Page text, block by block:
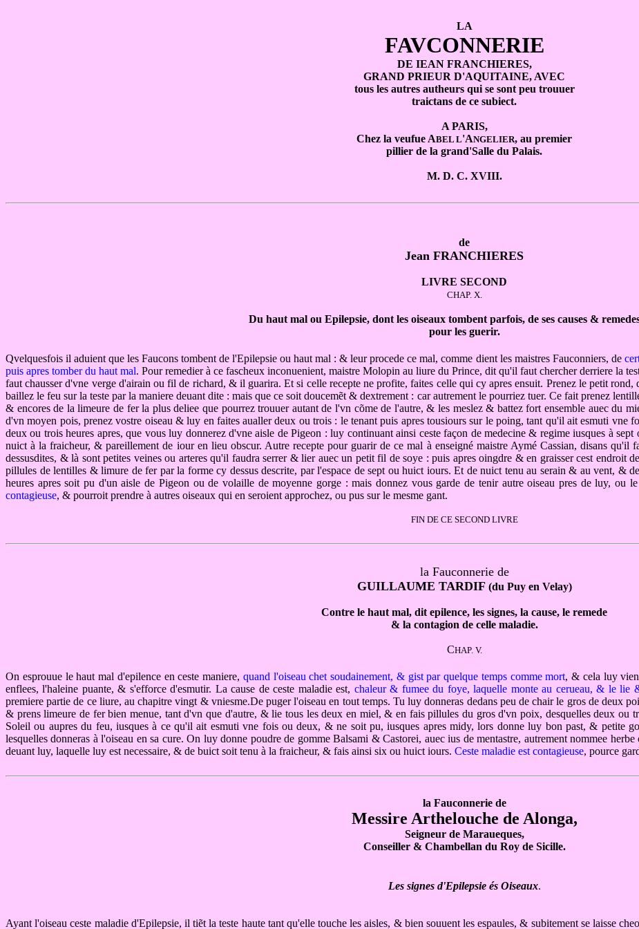
LA
FAVCONNERIE
DE IEAN FRANCHIERES,
GRAND PRIEUR D'AQUITAINE, AVEC
tous les autres autheurs qui se sont peu trouuer
traictans de ce subiect.
A PARIS,
Chez la veufue ABEL L'ANGELIER, au premier
pillier de la grand'Salle du Palais.
M. D. C. XVIII.
de
Jean FRANCHIERES
LIVRE SECOND
CHAP. X.
Du haut mal ou Epilepsie, dont les oiseaux tombent parfois, de ses causes &
pour les guerir.
Qvelquesfois il aduient que les Faucons tombent de l'Epilepsie ou haut mal : & leur procede ce mal, comme dient les maistres Fauconniers, de
puis apres tomber du haut mal. Pour remedier à ce fascheux inconuenient, maistre Molopin au liure du Prince, dit qu'il faut chercher derriere la
faut chausser d'vne verge d'airain ou fil de richard, & il guarira. Et si celle recepte ne profite, faites celle qui cy apres ensuit. Prenez le petit
baillez le feu sur la teste par la maniere deuant dite : mais que ce soit doucemẽt & dextrement : car autrement le pourriez tuer. Ce fait prenez
& encores de la limeure de fer la plus deliee que pourrez trouuer autant de l'vn cõme de l'autre, & les meslez & battez fort ensemble auec du
d'vn moyen pois, prenez vostre oiseau & luy en faites aualler deux ou trois : le tenant puis apres tousiours sur le poing, tant qu'il ait esmuti vne
deux ou trois heures apres, que vous luy donnerez d'vne aisle de Pigeon : luy continuant ainsi ceste façon de medecine & regime iusques à
nuict à la fraicheur, & pareillement de iour en lieu obscur. Autre recepte pour guarir de ce mal à enseigné maistre Aymé Cassian, disans qu'il
dessusdites, & là sont petites veines ou arteres qu'il faudra serrer & lier auec un petit fil de soye : puis apres oingdre & en graisser cest endroit
pillules de lentilles & limure de fer par la forme cy dessus descrite, par l'espace de sept ou huict iours. Et de nuict tenu au serain & au vent, &
heures apres soit pu d'un aisle de Pigeon ou de volaille de moyenne gorge : mais donnez vous garde de tenir autre oiseau pres de luy, ou
contagieuse, & pourroit prendre à autres oiseaux qui en seroient approchez, ou pus sur le mesme gant.
FIN DE CE SECOND LIVRE
la Fauconnerie de
GUILLAUME TARDIF(du Puy en Velay)
Contre le haut mal, dit epilence, les signes, la cause, le remede
& la contagion de celle maladie.
CHAP. V.
On esprouue le haut mal d'epilence en ceste maniere, quand l'oiseau chet soudainement, & gist par quelque temps comme mort, & cela luy
enflees, l'haleine puante, & s'efforce d'esmutir. La cause de ceste maladie est, chaleur & fumee du foye, laquelle monte au cerueau, & le lie
premiere partie de ce liure, au chapitre vingt & vniesme.De puger l'oiseau en tout temps. Tu luy donneras dedans peu de chair le gros de deux
& prens limeure de fer bien menue, tant d'vn que d'autre, & lie tous les deux en miel, & en fais pillules du gros d'vn poix, desquelles deux ou
Soleil ou aupres du feu, iusques à ce qu'il ait esmuti vne fois ou deux, & ne soit pu, iusques apres midy, lors donne luy bon past, & petite
lesquelles donneras à l'oiseau en sa cure. On luy donne poudre de gomme Balsami & Castorei, auec ius de mentastre, autrement nommee
deuant luy, laquelle luy est necessaire, & de buict soit tenu à la fraicheur, & fais ainsi six ou huict iours. Ceste maladie est contagieuse, pource
la Fauconnerie de
Messire Arthelouche de Alonga,
Seigneur de Maraueques,
Conseiller & Chambellan du Roy de Sicille.
Les signes d'Epilepsie és Oiseaux.
Ayant l'oiseau ceste maladie d'Epilepsie, il tiẽt la teste haute tant qu'elle touche les aisles, & bien souuent les espaules, & subitement se laisse